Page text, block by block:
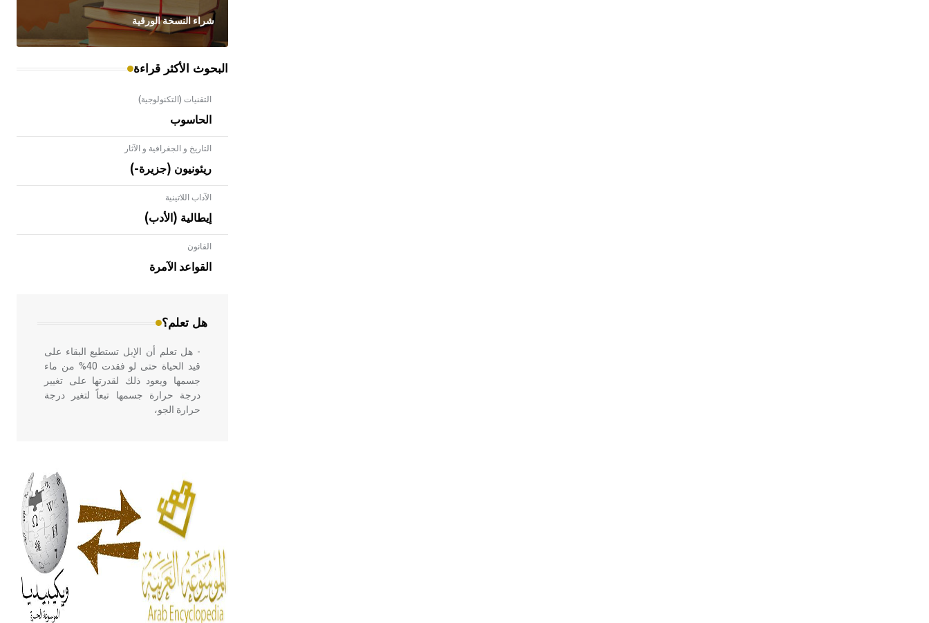
شراء النسخة الورقية
البحوث الأكثر قراءة
التقنيات (التكنولوجية)
الحاسوب
التاريخ و الجغرافية و الآثار
ريئونيون (جزيرة-)
الآداب اللاتينية
إيطالية (الأدب)
القانون
القواعد الآمرة
هل تعلم؟
- هل تعلم أن الأبلق نوع من الفنون
الهندسية التي ارتبطت بالعمارة الإسلامية
في بلاد الشام ومصر خاصة، حيث يحرص
- هل تعلم أن الإبل تستطيع البقاء على
قيد الحياة حتى لو فقدت 40% من ماء
جسمها ويعود ذلك لقدرتها على تغيير
درجة حرارة جسمها تبعاً لتغير درجة
حرارة الجو،
أربعة مؤلفات هي: الحكم، الأدلة، تنظيم
التغذية، ورسالته في جروح الرأس.
ويعود له الفضل بأنه حرر الطب من
الدين والفلسفة.
- هل تعلم أن المرجان إفراز حيواني
يتكون في البحر ويتركب من مادة
كربونات الكلسيوم، وهو أحمر أو شديد
الحمرة وهو أجود أنواعه، ويمتاز بكبر
الحجم ويسمى الش